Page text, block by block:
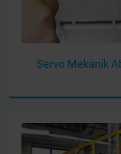
Servo Mekanik